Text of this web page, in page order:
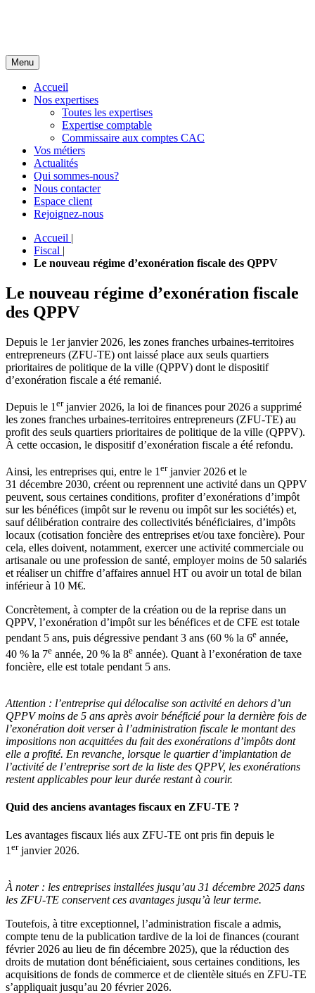
Menu
Accueil
Nos expertises
Toutes les expertises
Expertise comptable
Commissaire aux comptes CAC
Vos métiers
Actualités
Qui sommes-nous?
Nous contacter
Espace client
Rejoignez-nous
Accueil |
Fiscal |
Le nouveau régime d’exonération fiscale des QPPV
Le nouveau régime d’exonération fiscale
des QPPV
Depuis le 1er janvier 2026, les zones franches urbaines-territoires
entrepreneurs (ZFU-TE) ont laissé place aux seuls quartiers
prioritaires de politique de la ville (QPPV) dont le dispositif
d’exonération fiscale a été remanié.
Depuis le 1 erjanvier 2026, la loi de finances pour 2026 a supprimé
les zones franches urbaines-territoires entrepreneurs (ZFU-TE) au
profit des seuls quartiers prioritaires de politique de la ville (QPPV).
À cette occasion, le dispositif d’exonération fiscale a été refondu.
Ainsi, les entreprises qui, entre le 1erjanvier 2026 et le
31 décembre 2030, créent ou reprennent une activité dans un QPPV
peuvent, sous certaines conditions, profiter d’exonérations d’impôt
sur les bénéfices (impôt sur le revenu ou impôt sur les sociétés) et,
sauf délibération contraire des collectivités bénéficiaires, d’impôts
locaux (cotisation foncière des entreprises et/ou taxe foncière). Pour
cela, elles doivent, notamment, exercer une activité commerciale ou
artisanale ou une profession de santé, employer moins de 50 salariés
et réaliser un chiffre d’affaires annuel HT ou avoir un total de bilan
inférieur à 10 M€.
Concrètement, à compter de la création ou de la reprise dans un
QPPV, l’exonération d’impôt sur les bénéfices et de CFE est totale
pendant 5 ans, puis dégressive pendant 3 ans (60 % la 6e année,
40 % la 7e année, 20 % la 8e année). Quant à l’exonération de taxe
foncière, elle est totale pendant 5 ans.
Attention : l’entreprise qui délocalise son activité en dehors d’un
QPPV moins de 5 ans après avoir bénéficié pour la dernière fois de
l’exonération doit verser à l’administration fiscale le montant des
impositions non acquittées du fait des exonérations d’impôts dont
elle a profité. En revanche, lorsque le quartier d’implantation de
l’activité de l’entreprise sort de la liste des QPPV, les exonérations
restent applicables pour leur durée restant à courir.
Quid des anciens avantages fiscaux en ZFU-TE ?
Les avantages fiscaux liés aux ZFU-TE ont pris fin depuis le
1 erjanvier 2026.
À noter : les entreprises installées jusqu’au 31 décembre 2025 dans
les ZFU-TE conservent ces avantages jusqu’à leur terme.
Toutefois, à titre exceptionnel, l’administration fiscale a admis,
compte tenu de la publication tardive de la loi de finances (courant
février 2026 au lieu de fin décembre 2025), que la réduction des
droits de mutation dont bénéficiaient, sous certaines conditions, les
acquisitions de fonds de commerce et de clientèle situés en ZFU-TE
s’appliquait jusqu’au 20 février 2026.